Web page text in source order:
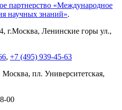
партнерство «Международное
научных знаний».
, г.Москва, Ленинские горы ул.,
, +7 (495) 939-45-63
Москва, пл. Университетская,
00